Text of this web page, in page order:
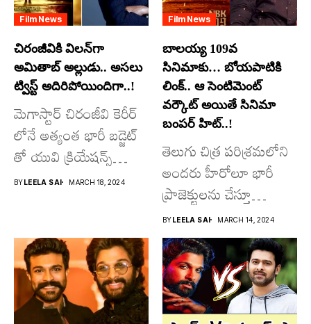
Film News
చిరంజీవికి విలన్‌గా
అమితాబ్ అల్లుడు.. అసలు
ట్విస్ట్ అదిరిపోయిందిగా..!
మెగాస్టార్ చిరంజీవి కెరీర్
లోనే అత్యంత భారీ బడ్జెట్
తో యువి క్రియేషన్స్
రూపొందిస్తున్న
BYLEELA SAI MARCH 18, 2024
Film News
బాలయ్య 109వ
సినిమాకు… బోయపాటికి
లింక్.. ఆ సెంటిమెంట్
వర్కౌట్ అయితే సినిమా
బంపర్ హిట్..!
తెలుగు చిత్ర పరిశ్రమలోని
అందరు హీరోలూ భారీ
ప్రాజెక్టులను చేస్తూ
దూసుకుపోతోన్నారు.
అందులో కొందరు
మాత్రమే...
BYLEELA SAI MARCH 14, 2024